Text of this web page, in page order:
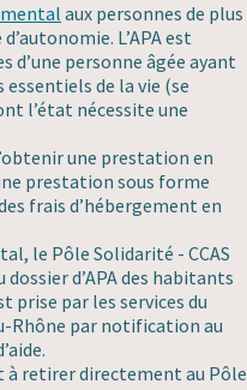
aux personnes de plus
L’APA est
d’une personne âgée ayant
essentiels de la vie (se
l’état nécessite une
une prestation en
prestation sous forme
frais d’hébergement en
le Pôle Solidarité - CCAS
d’APA des habitants
prise par les services du
Rhône par notification au
à retirer directement au Pôle